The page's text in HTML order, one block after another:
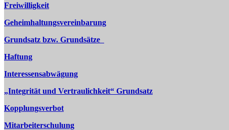
Freiwilligkeit
Geheimhaltungsvereinbarung
Grundsatz bzw. Grundsätze
Haftung
Interessensabwägung
„Integrität und Vertraulichkeit“ Grundsatz
Kopplungsverbot
Mitarbeiterschulung